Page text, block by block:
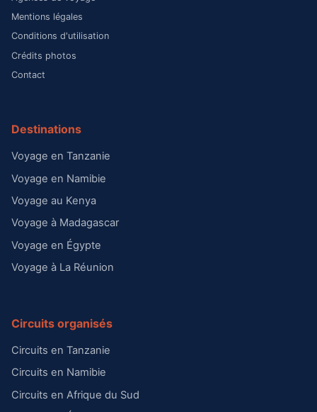
Mentions légales
Conditions d'utilisation
Crédits photos
Contact
Destinations
Voyage en Tanzanie
Voyage en Namibie
Voyage au Kenya
Voyage à Madagascar
Voyage en Égypte
Voyage à La Réunion
Circuits organisés
Circuits en Tanzanie
Circuits en Namibie
Circuits en Afrique du Sud